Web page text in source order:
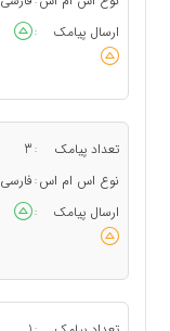
ارسال پیامک
:
تعداد پیامک :
3
نوع اس ام اس : فارسی
ارسال پیامک
: